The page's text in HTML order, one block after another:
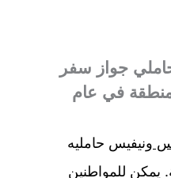
جواز سفر
في عام
ونيفيس حامليه
يمكن للمواطنين